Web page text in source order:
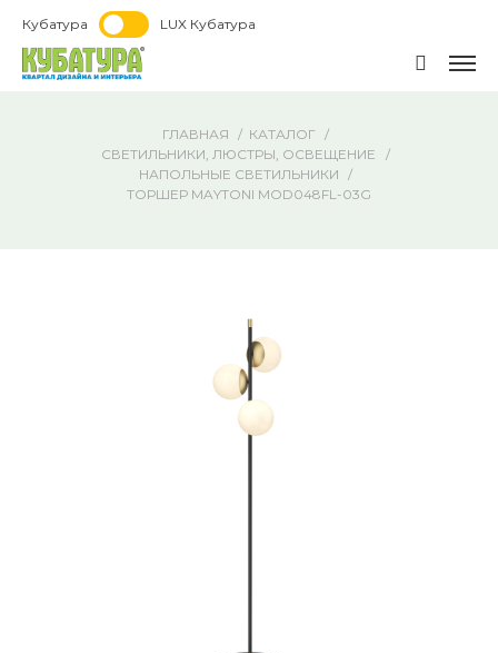
Кубатура LUX Кубатура
ГЛАВНАЯ
КАТАЛОГ
СВЕТИЛЬНИКИ, ЛЮСТРЫ, ОСВЕЩЕНИЕ
НАПОЛЬНЫЕ СВЕТИЛЬНИКИ
ТОРШЕР MAYTONI MOD048FL-03G